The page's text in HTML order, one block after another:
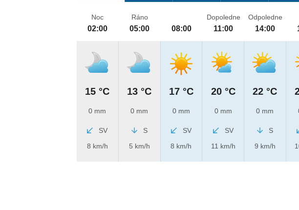
Noc
02:00
15 °C
0 mm
SV
8 km/h
Ráno
05:00
13 °C
0 mm
S
5 km/h
08:00
17 °C
0 mm
SV
8 km/h
Dopoledne
11:00
20 °C
0 mm
SV
11 km/h
Odpoledne
14:00
22 °C
0 mm
S
9 km/h